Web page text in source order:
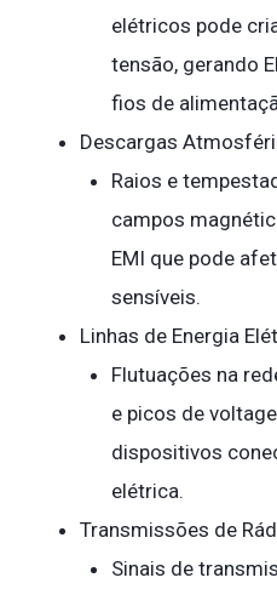
elétricos pode
tensão, gerando
fios de
Descargas
Raios e
campos
EMI que pode
sensíveis.
Linhas de Energia
Flutuações na
e picos de
dispositivos
elétrica.
Transmissões de
Sinais de